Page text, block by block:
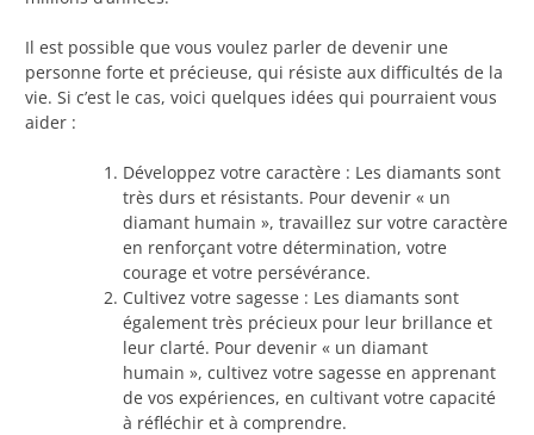
Il est possible que vous voulez parler de devenir une
personne forte et précieuse, qui résiste aux difficultés de la
vie. Si c’est le cas, voici quelques idées qui pourraient vous
aider :
Développez votre caractère : Les diamants sont
très durs et résistants. Pour devenir « un
diamant humain », travaillez sur votre caractère
en renforçant votre détermination, votre
courage et votre persévérance.
Cultivez votre sagesse : Les diamants sont
également très précieux pour leur brillance et
leur clarté. Pour devenir « un diamant
humain », cultivez votre sagesse en apprenant
de vos expériences, en cultivant votre capacité
à réfléchir et à comprendre.